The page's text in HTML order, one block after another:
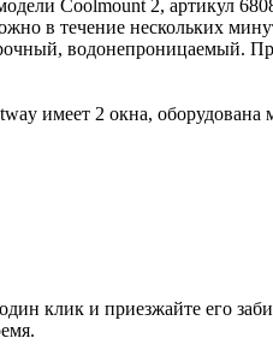
Coolmount 2, артикул
в течение нескольких
водонепроницаемый.
имеет 2 окна,
клик и приезжайте его